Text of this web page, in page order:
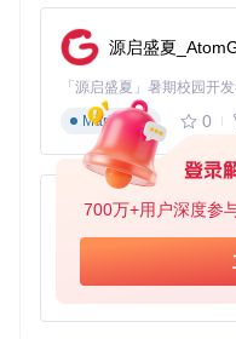
700万+用户深度参
源启盛夏
Markdown
0
py-xiaozhi
Python
0